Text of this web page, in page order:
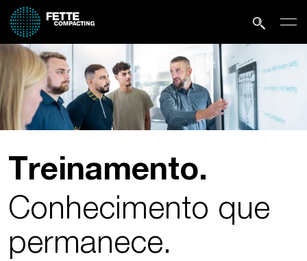
Treinamento.
Conhecimento que
permanece.